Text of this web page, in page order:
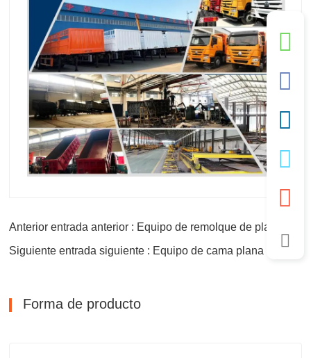
Siguiente entrada siguiente : Equipo de cama plana de 45 pies
Forma de producto